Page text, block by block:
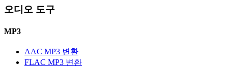
오디오 도구
MP3
AAC MP3 변환
FLAC MP3 변환